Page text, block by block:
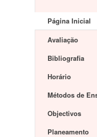
Página Inicial
Avaliação
Bibliografia
Horário
Métodos de
Objectivos
Planeamento